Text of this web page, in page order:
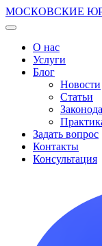
МОСКОВСКИЕ
О нас
Услуги
Блог
Новости
Статьи
Задать вопрос
Контакты
Консультация